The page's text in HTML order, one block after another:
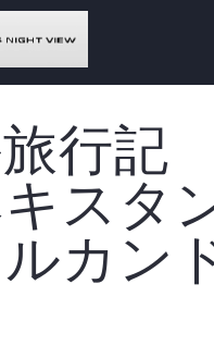
行記
スタ
カン